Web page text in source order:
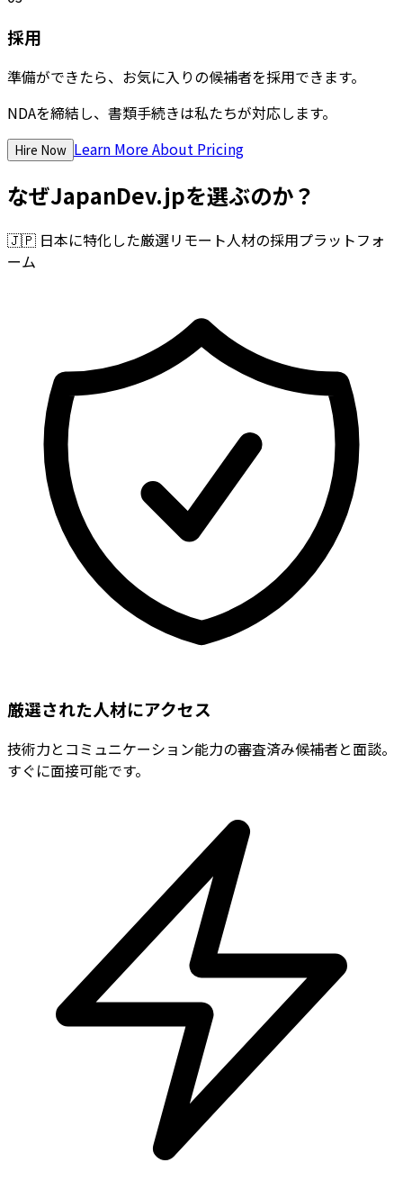
採用
準備ができたら、お気に入りの候補者を採用できます。
NDAを締結し、書類手続きは私たちが対応します。
Hire Now Learn More About Pricing
なぜJapanDev.jpを選ぶのか？
🇯🇵 日本に特化した厳選リモート人材の採用プラットフォ
ーム
厳選された人材にアクセス
技術力とコミュニケーション能力の審査済み候補者と面談。
すぐに面接可能です。